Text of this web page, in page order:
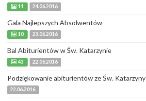
11 24.06.2016
Gala Najlepszych Absolwentów
10 23.06.2016
Bal Abiturientów w Św. Katarzynie
43 22.06.2016
Podziękowanie abiturientów ze Św. Katarzyny
22.06.2016